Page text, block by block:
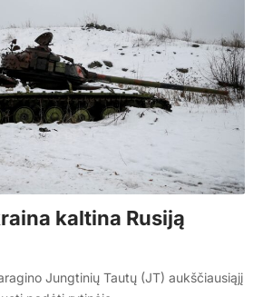
kaltina Rusiją
Jungtinių Tautų (JT) aukščiausiąjį